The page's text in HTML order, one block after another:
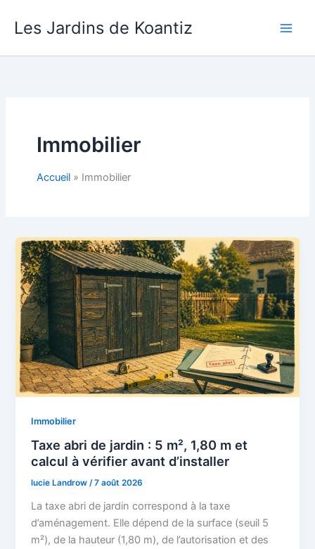
Les Jardins de Koantiz
Immobilier
Accueil Immobilier
Immobilier
Taxe abri de jardin : 5 m², 1,80 m et
calcul à vérifier avant d’installer
lucie Landrow/7 août 2026
La taxe abri de jardin correspond à la taxe
d’aménagement. Elle dépend de la surface (seuil 5
m²), de la hauteur (1,80 m), de l’autorisation et des